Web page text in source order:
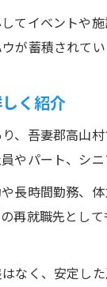
求
てイベントや
が蓄積されてい
く紹介
、吾妻郡高山
やパート、シニ
長時間勤務、
再就職先とし
なく、安定し